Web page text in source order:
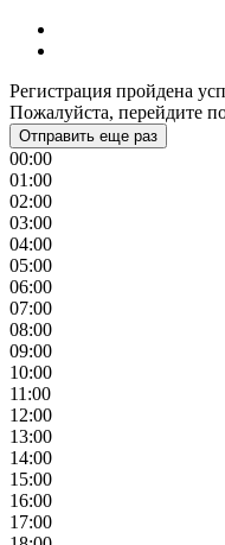
Регистрация пройдена
Пожалуйста, перейдите
Отправить еще раз
00:00
01:00
02:00
03:00
04:00
05:00
06:00
07:00
08:00
09:00
10:00
11:00
12:00
13:00
14:00
15:00
16:00
17:00